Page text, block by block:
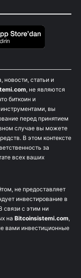
новости, статьи и
, не являются
биткоин и
вы
перед принятием
случае вы можете
В этом контексте
за
всех ваших
не предоставляет
инвестирование в
связи с этим ни
на Bitcoinsistemi.com,
вами инвестиционные